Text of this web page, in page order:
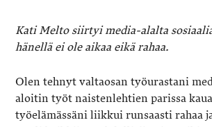
Kati Melto siirtyi media-alalta
hänellä ei ole aikaa eikä rahaa.
Olen tehnyt valtaosan työurastani
aloitin työt naistenlehtien parissa
työelämässäni liikkui runsaasti rahaa